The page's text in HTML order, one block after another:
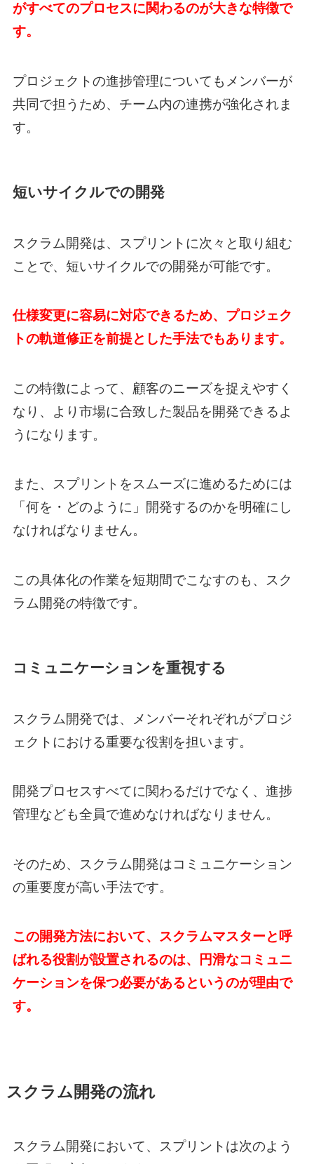
がすべてのプロセスに関わるのが大きな特徴で
す。
プロジェクトの進捗管理についてもメンバーが
共同で担うため、チーム内の連携が強化されま
す。
短いサイクルでの開発
スクラム開発は、スプリントに次々と取り組む
ことで、短いサイクルでの開発が可能です。
仕様変更に容易に対応できるため、プロジェク
トの軌道修正を前提とした手法でもあります。
この特徴によって、顧客のニーズを捉えやすく
なり、より市場に合致した製品を開発できるよ
うになります。
また、スプリントをスムーズに進めるためには
「何を・どのように」開発するのかを明確にし
なければなりません。
この具体化の作業を短期間でこなすのも、スク
ラム開発の特徴です。
コミュニケーションを重視する
スクラム開発では、メンバーそれぞれがプロジ
ェクトにおける重要な役割を担います。
開発プロセスすべてに関わるだけでなく、進捗
管理なども全員で進めなければなりません。
そのため、スクラム開発はコミュニケーション
の重要度が高い手法です。
この開発方法において、スクラムマスターと呼
ばれる役割が設置されるのは、円滑なコミュニ
ケーションを保つ必要があるというのが理由で
す。
スクラム開発の流れ
スクラム開発において、スプリントは次のよう